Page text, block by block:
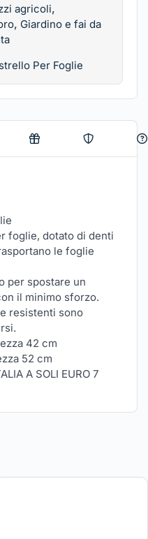
agricoli,
, Giardino e fai da
Per Foglie
foglie, dotato di denti
le foglie
per spostare un
il minimo sforzo.
resistenti sono
42 cm
52 cm
A SOLI EURO 7